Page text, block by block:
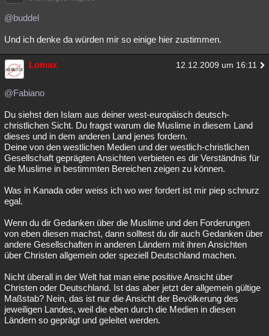
@buddel
Und ich denke da würden mir so einige hier zustimmen.
Lomax 12.12.2009 um 16:11
@Fabiano
Du siehst den Islam aus deiner west-europäisch deutsch-
christlichen Sicht. Du fragst warum die Muslime in diesem Land
dieses und in dem anderen Land jenes fordern.
Deine von den westlichen Medien und der westlich-christlichen
Gesellschaft geprägten Ansichten verbieten es dir Verständnis für
die Muslime in bestimmten Bereichen zeigen zu können.
Was in Kanada oder weiss ich wo wer fordert ist mir piep schnurz
egal.
Wenn du dir Gedanken über die Muslime und den Forderungen
von eben diesen machst, dann solltest du dir auch Gedanken über
andere Gesellschaften in anderen Ländern mit ihren Ansichten
über Christen allgemein oder speziell Deutschland machen.
Nicht überall in der Welt hat man eine positive Ansicht über
Christen oder Deutschland. Ist das aber jetzt der allgemein gültige
Maßstab? Nein, das ist nur die Ansicht der Bevölkerung des
jeweiligen Landes, weil die eben durch die Medien in diesen
Ländern so geprägt und geleitet werden.